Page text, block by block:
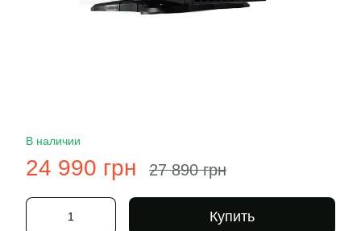
В наличии
24 990 грн 27 890 грн
Купить